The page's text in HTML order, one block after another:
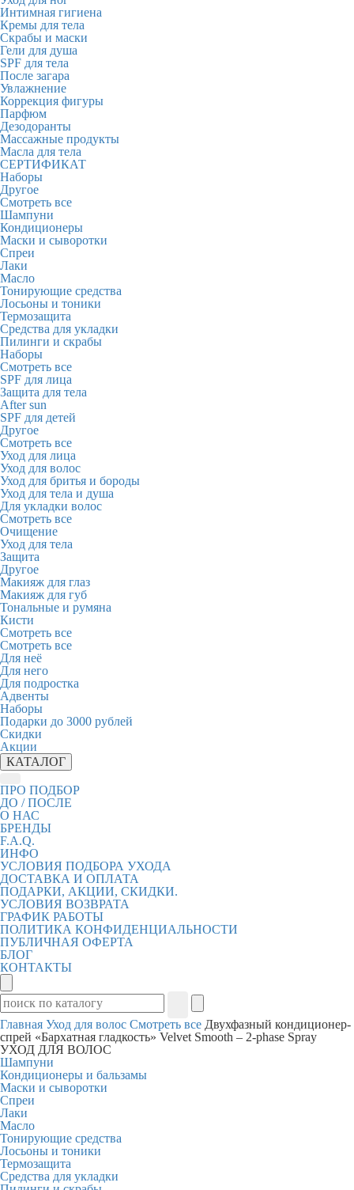
Интимная гигиена
Кремы для тела
Скрабы и маски
Гели для душа
SPF для тела
После загара
Увлажнение
Коррекция фигуры
Парфюм
Дезодоранты
Массажные продукты
Масла для тела
СЕРТИФИКАТ
Наборы
Другое
Смотреть все
Шампуни
Кондиционеры
Маски и сыворотки
Спреи
Лаки
Масло
Тонирующие средства
Лосьоны и тоники
Термозащита
Средства для укладки
Пилинги и скрабы
Наборы
Смотреть все
SPF для лица
Защита для тела
After sun
SPF для детей
Другое
Смотреть все
Уход для лица
Уход для волос
Уход для бритья и бороды
Уход для тела и душа
Для укладки волос
Смотреть все
Очищение
Уход для тела
Защита
Другое
Макияж для глаз
Макияж для губ
Тональные и румяна
Кисти
Смотреть все
Смотреть все
Для неё
Для него
Для подростка
Адвенты
Наборы
Подарки до 3000 рублей
Скидки
Акции
КАТАЛОГ
ПРО ПОДБОР
ДО / ПОСЛЕ
О НАС
БРЕНДЫ
F.A.Q.
ИНФО
УСЛОВИЯ ПОДБОРА УХОДА
ДОСТАВКА И ОПЛАТА
ПОДАРКИ, АКЦИИ, СКИДКИ.
УСЛОВИЯ ВОЗВРАТА
ГРАФИК РАБОТЫ
ПОЛИТИКА КОНФИДЕНЦИАЛЬНОСТИ
ПУБЛИЧНАЯ ОФЕРТА
БЛОГ
КОНТАКТЫ
Главная Уход для волос Смотреть все Двухфазный кондиционер-
спрей «Бархатная гладкость» Velvet Smooth – 2-phase Spray
УХОД ДЛЯ ВОЛОС
Шампуни
Кондиционеры и бальзамы
Маски и сыворотки
Спреи
Лаки
Масло
Тонирующие средства
Лосьоны и тоники
Термозащита
Средства для укладки